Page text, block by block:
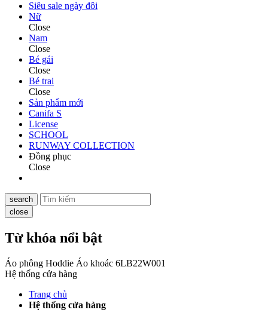
Siêu sale ngày đôi
Nữ
Close
Nam
Close
Bé gái
Close
Bé trai
Close
Sản phẩm mới
Canifa S
License
SCHOOL
RUNWAY COLLECTION
Đồng phục
Close
search
close
Từ khóa nổi bật
Áo phông Hoddie Áo khoác 6LB22W001
Hệ thống cửa hàng
Trang chủ
Hệ thống cửa hàng